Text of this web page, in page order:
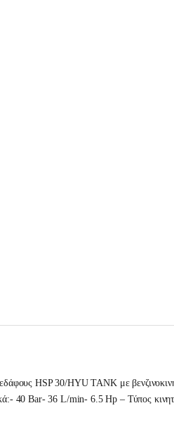
HSP 30/HYU TANK με
40 Bar- 36 L/min- 6.5 Hp – Τύπος